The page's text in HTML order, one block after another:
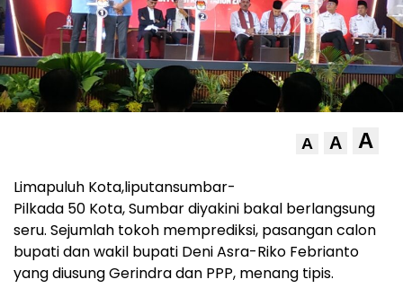
A A A
Limapuluh Kota,liputansumbar-
Pilkada 50 Kota, Sumbar diyakini bakal berlangsung
seru. Sejumlah tokoh memprediksi, pasangan calon
bupati dan wakil bupati Deni Asra-Riko Febrianto
yang diusung Gerindra dan PPP, menang tipis.